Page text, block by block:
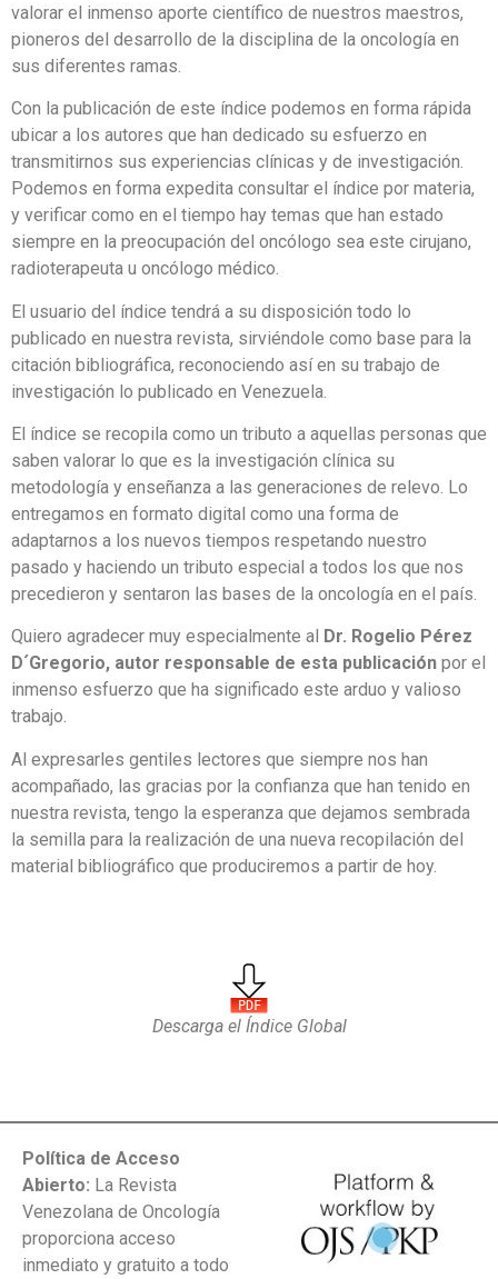
valorar el inmenso aporte científico de nuestros maestros,
pioneros del desarrollo de la disciplina de la oncología en
sus diferentes ramas.
Con la publicación de este índice podemos en forma rápida
ubicar a los autores que han dedicado su esfuerzo en
transmitirnos sus experiencias clínicas y de investigación.
Podemos en forma expedita consultar el índice por materia,
y verificar como en el tiempo hay temas que han estado
siempre en la preocupación del oncólogo sea este cirujano,
radioterapeuta u oncólogo médico.
El usuario del índice tendrá a su disposición todo lo
publicado en nuestra revista, sirviéndole como base para la
citación bibliográfica, reconociendo así en su trabajo de
investigación lo publicado en Venezuela.
El índice se recopila como un tributo a aquellas personas que
saben valorar lo que es la investigación clínica su
metodología y enseñanza a las generaciones de relevo. Lo
entregamos en formato digital como una forma de
adaptarnos a los nuevos tiempos respetando nuestro
pasado y haciendo un tributo especial a todos los que nos
precedieron y sentaron las bases de la oncología en el país.
Quiero agradecer muy especialmente al Dr. Rogelio Pérez
D´Gregorio, autor responsable de esta publicación por el
inmenso esfuerzo que ha significado este arduo y valioso
trabajo.
Al expresarles gentiles lectores que siempre nos han
acompañado, las gracias por la confianza que han tenido en
nuestra revista, tengo la esperanza que dejamos sembrada
la semilla para la realización de una nueva recopilación del
material bibliográfico que produciremos a partir de hoy.
Descarga el Índice Global
Política de Acceso
Abierto: La Revista
Venezolana de Oncología
proporciona acceso
inmediato y gratuito a todo